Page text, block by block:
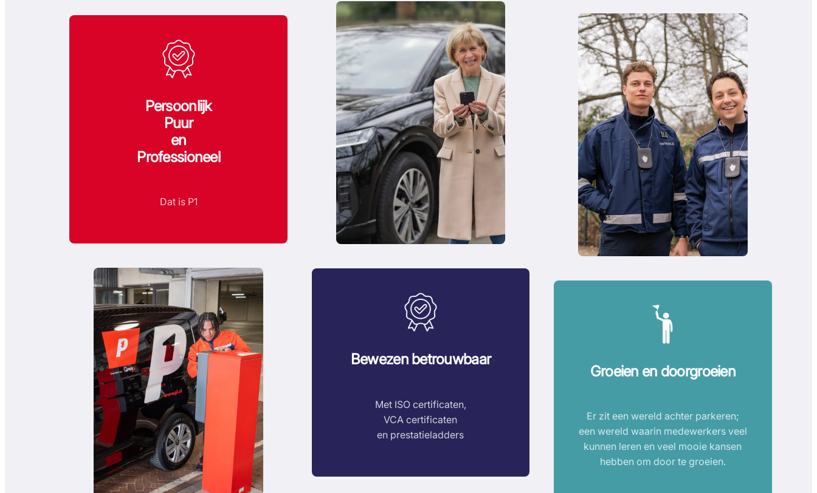
Persoonlijk
Puur
en
Professioneel
Dat is P1
Bewezen betrouwbaar
Met ISO certificaten,
VCA certificaten
en prestatieladders
Groeien en doorgroeien
Er zit een wereld achter parkeren;
een wereld waarin medewerkers veel
kunnen leren en veel mooie kansen
hebben om door te groeien.